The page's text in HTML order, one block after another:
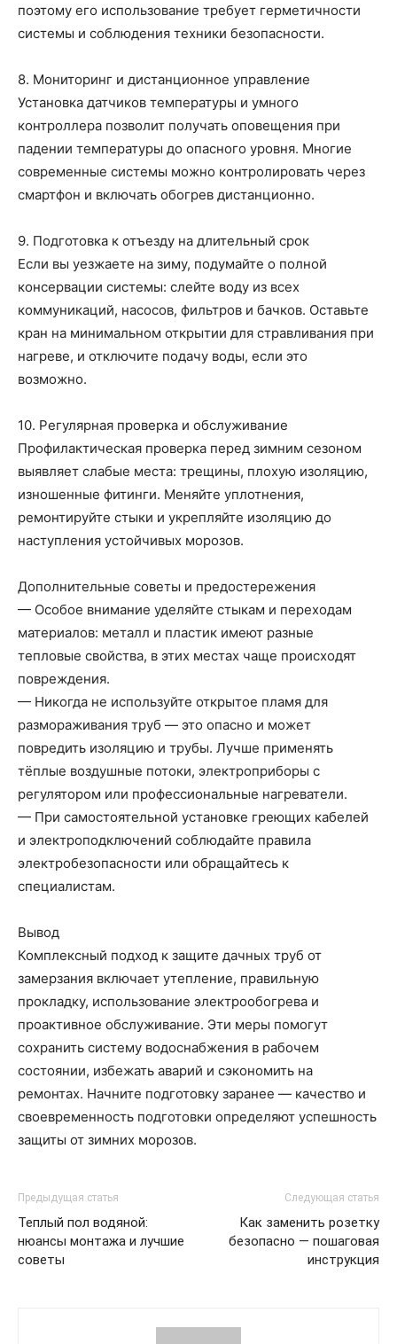
поэтому его использование требует герметичности
системы и соблюдения техники безопасности.
8. Мониторинг и дистанционное управление
Установка датчиков температуры и умного
контроллера позволит получать оповещения при
падении температуры до опасного уровня. Многие
современные системы можно контролировать через
смартфон и включать обогрев дистанционно.
9. Подготовка к отъезду на длительный срок
Если вы уезжаете на зиму, подумайте о полной
консервации системы: слейте воду из всех
коммуникаций, насосов, фильтров и бачков. Оставьте
кран на минимальном открытии для стравливания при
нагреве, и отключите подачу воды, если это
возможно.
10. Регулярная проверка и обслуживание
Профилактическая проверка перед зимним сезоном
выявляет слабые места: трещины, плохую изоляцию,
изношенные фитинги. Меняйте уплотнения,
ремонтируйте стыки и укрепляйте изоляцию до
наступления устойчивых морозов.
Дополнительные советы и предостережения
— Особое внимание уделяйте стыкам и переходам
материалов: металл и пластик имеют разные
тепловые свойства, в этих местах чаще происходят
повреждения.
— Никогда не используйте открытое пламя для
размораживания труб — это опасно и может
повредить изоляцию и трубы. Лучше применять
тёплые воздушные потоки, электроприборы с
регулятором или профессиональные нагреватели.
— При самостоятельной установке греющих кабелей
и электроподключений соблюдайте правила
электробезопасности или обращайтесь к
специалистам.
Вывод
Комплексный подход к защите дачных труб от
замерзания включает утепление, правильную
прокладку, использование электрообогрева и
проактивное обслуживание. Эти меры помогут
сохранить систему водоснабжения в рабочем
состоянии, избежать аварий и сэкономить на
ремонтах. Начните подготовку заранее — качество и
своевременность подготовки определяют успешность
защиты от зимних морозов.
Предыдущая статья
Теплый пол водяной:
нюансы монтажа и лучшие
советы
Следующая статья
Как заменить розетку
безопасно — пошаговая
инструкция